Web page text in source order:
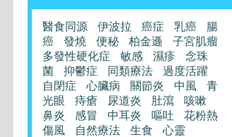
醫食同源 伊波拉 癌症 乳癌
腸
癌
發燒 便秘 柏金遜
子宮肌瘤
多發性硬化症
敏感 濕疹
念珠
菌
抑鬱症 同類療法
過度活躍
自閉症
心臟病 關節炎 中風
青
光眼
痔瘡 尿道炎 肚瀉
咳嗽
鼻炎
感冒 中耳炎 嘔吐
花粉熱
傷風
自然療法 生食 心靈